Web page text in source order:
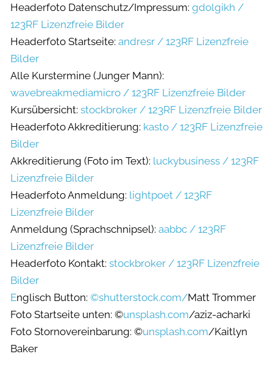
Headerfoto Datenschutz/Impressum: gdolgikh /
123RF Lizenzfreie Bilder
Headerfoto Startseite: andresr / 123RF Lizenzfreie
Bilder
Alle Kurstermine (Junger Mann):
wavebreakmediamicro / 123RF Lizenzfreie Bilder
Kursübersicht: stockbroker / 123RF Lizenzfreie Bilder
Headerfoto Akkreditierung: kasto / 123RF Lizenzfreie
Bilder
Akkreditierung (Foto im Text): luckybusiness / 123RF
Lizenzfreie Bilder
Headerfoto Anmeldung: lightpoet / 123RF
Lizenzfreie Bilder
Anmeldung (Sprachschnipsel): aabbc / 123RF
Lizenzfreie Bilder
Headerfoto Kontakt: stockbroker / 123RF Lizenzfreie
Bilder
Englisch Button: ©shutterstock.com/Matt Trommer
Foto Startseite unten: ©unsplash.com/aziz-acharki
Foto Stornovereinbarung: ©unsplash.com/Kaitlyn
Baker